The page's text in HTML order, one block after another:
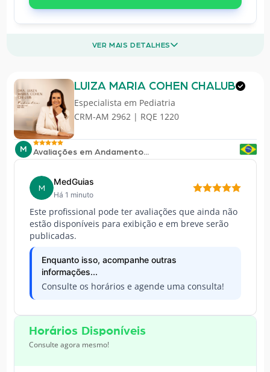
VER MAIS DETALHES
LUIZA MARIA COHEN CHALUB
Especialista em Pediatria
CRM-AM 2962 | RQE 1220
M Avaliações em Andamento...
M
MedGuias
Há 1 minuto
Este profissional pode ter avaliações que ainda não
estão disponíveis para exibição e em breve serão
publicadas.
Enquanto isso, acompanhe outras
informações...
Consulte os horários e agende uma consulta!
Horários Disponíveis
Consulte agora mesmo!